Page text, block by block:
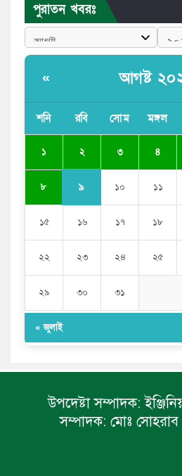
পুলিশকে পিটিয়ে রক্তাক্ত করেছি এ
এনসিপি নেতা
সরকার
সজীব ওয়াজেদ জয়
পুরাতন খবরঃ
« আগষ্ট
শনি রবি সোম মঙ্গল
১ ২ ৩ ৪
৮ ৯ ১০ ১১
১৫ ১৬ ১৭ ১৮
২২ ২৩ ২৪ ২৫
২৯ ৩০ ৩১
« জুলাই
উপদেষ্টা সম্পাদক:
সম্পাদক: মোঃ